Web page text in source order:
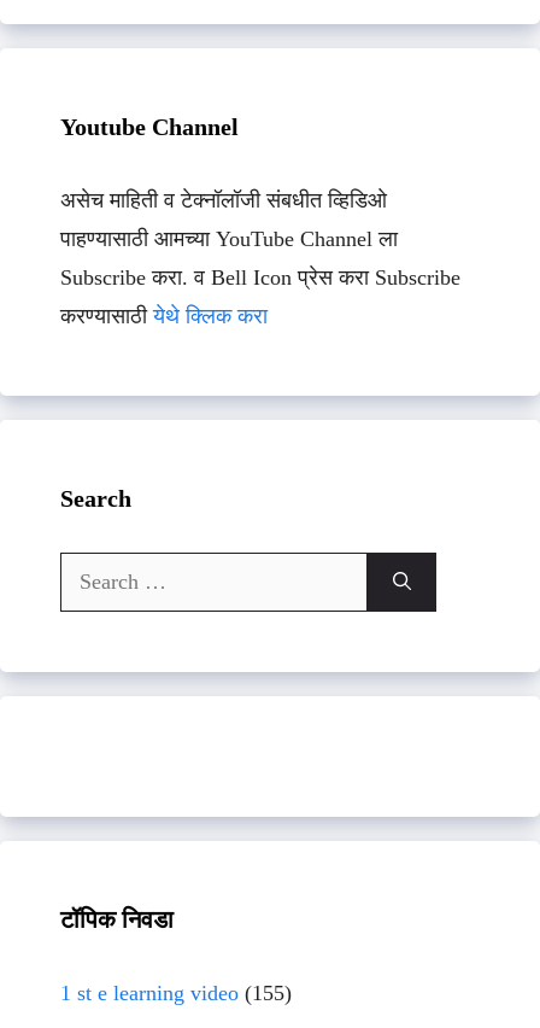
Youtube Channel
असेच माहिती व टेक्नॉलॉजी संबधीत व्हिडिओ
पाहण्यासाठी आमच्या YouTube Channel ला
Subscribe करा. व Bell Icon प्रेस करा Subscribe
करण्यासाठीयेथे क्लिक करा
Search
Search
for:
टॉपिक निवडा
1 st e learning video (155)